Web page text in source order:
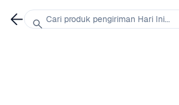
Cari produk pengiriman Hari Ini...